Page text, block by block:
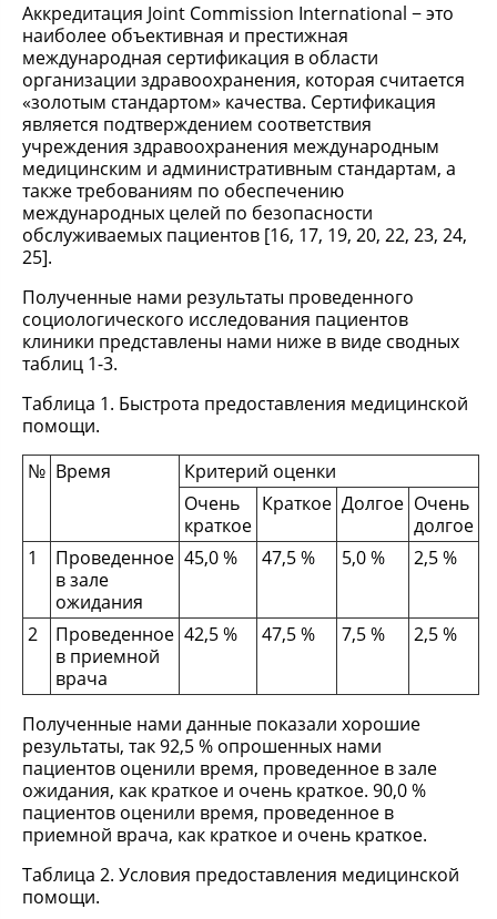
Аккредитация Joint Commission International − это
наиболее объективная и престижная
международная сертификация в области
организации здравоохранения, которая считается
«золотым стандартом» качества. Сертификация
является подтверждением соответствия
учреждения здравоохранения международным
медицинским и административным стандартам, а
также требованиям по обеспечению
международных целей по безопасности
обслуживаемых пациентов [16, 17, 19, 20, 22, 23, 24,
25].
Полученные нами результаты проведенного
социологического исследования пациентов
клиники представлены нами ниже в виде сводных
таблиц 1-3.
Таблица 1. Быстрота предоставления медицинской
помощи.
№ Время
Критерий оценки
Очень
краткое
Краткое Долгое Очень
долгое
1
Проведенное
в зале
ожидания
45,0 % 47,5 % 5,0 % 2,5 %
2
Проведенное
в приемной
врача
42,5 % 47,5 % 7,5 % 2,5 %
Полученные нами данные показали хорошие
результаты, так 92,5 % опрошенных нами
пациентов оценили время, проведенное в зале
ожидания, как краткое и очень краткое. 90,0 %
пациентов оценили время, проведенное в
приемной врача, как краткое и очень краткое.
Таблица 2. Условия предоставления медицинской
помощи.